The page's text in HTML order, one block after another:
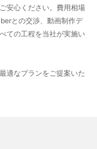
安心ください。費用相場
との交渉、動画制作デ
ての工程を当社が実施い
適なプランをご提案いた